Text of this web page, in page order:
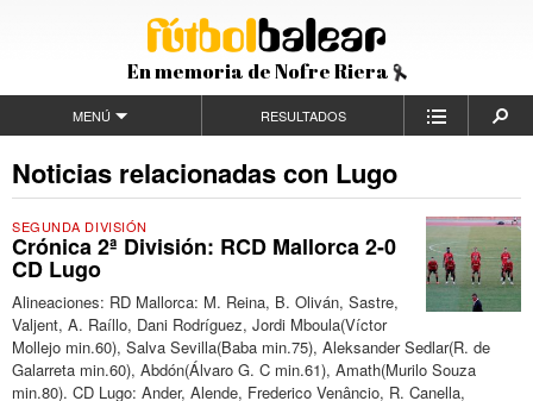
En memoria de Nofre Riera
MENÚ RESULTADOS
Noticias relacionadas con Lugo
SEGUNDA DIVISIÓN
Crónica 2ª División: RCD Mallorca 2-0
CD Lugo
Alineaciones: RD Mallorca: M. Reina, B. Oliván, Sastre,
Valjent, A. Raíllo, Dani Rodríguez, Jordi Mboula(Víctor
Mollejo min.60), Salva Sevilla(Baba min.75), Aleksander Sedlar(R. de
Galarreta min.60), Abdón(Álvaro G. C min.61), Amath(Murilo Souza
min.80). CD Lugo: Ander, Alende, Frederico Venâncio, R. Canella,